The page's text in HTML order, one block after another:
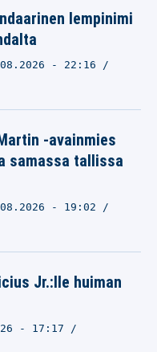
lempinimi
- 22:16
-avainmies
samassa tallissa
- 19:02
Jr.:lle huiman
- 17:17